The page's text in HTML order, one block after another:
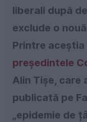
liberali după
exclude o
Printre
președintele
Alin Tișe,
publicată pe
„epidemie de